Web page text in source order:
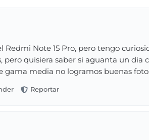
Redmi Note 15 Pro, pero tengo
pero quisiera saber si aguanta un
gama media no logramos buenas